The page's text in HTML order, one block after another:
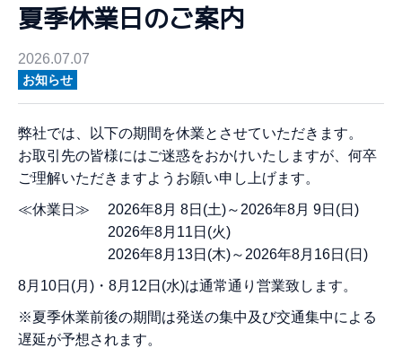
夏季休業日のご案内
2026.07.07
お知らせ
弊社では、以下の期間を休業とさせていただきます。
お取引先の皆様にはご迷惑をおかけいたしますが、何卒
ご理解いただきますようお願い申し上げます。
≪休業日≫ 2026年8月 8日(土)～2026年8月 9日(日)
2026年8月11日(火)
2026年8月13日(木)～2026年8月16日(日)
8月10日(月)・8月12日(水)は通常通り営業致します。
※夏季休業前後の期間は発送の集中及び交通集中による
遅延が予想されます。